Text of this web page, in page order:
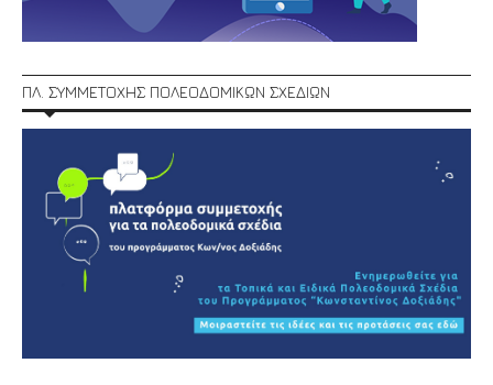
ΠΛ. ΣΥΜΜΕΤΟΧΗΣ ΠΟΛΕΟΔΟΜΙΚΩΝ ΣΧΕΔΙΩΝ